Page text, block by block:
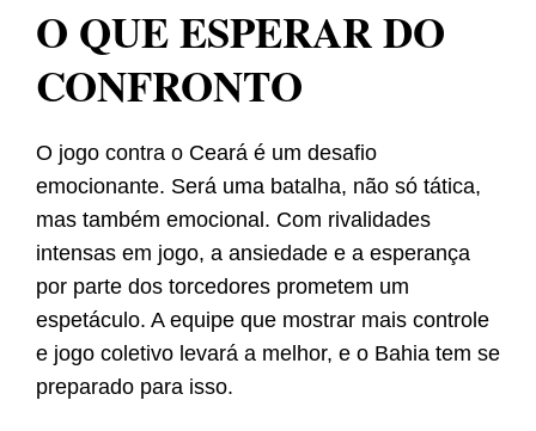
O QUE ESPERAR DO
CONFRONTO
O jogo contra o Ceará é um desafio
emocionante. Será uma batalha, não só tática,
mas também emocional. Com rivalidades
intensas em jogo, a ansiedade e a esperança
por parte dos torcedores prometem um
espetáculo. A equipe que mostrar mais controle
e jogo coletivo levará a melhor, e o Bahia tem se
preparado para isso.